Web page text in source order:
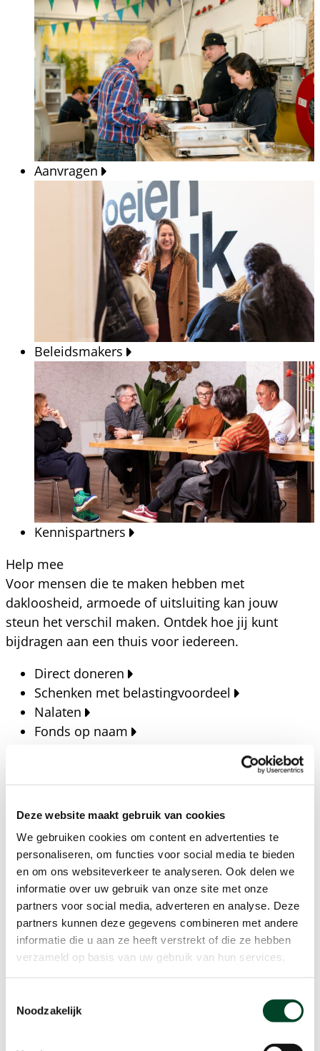
Deze website maakt gebruik van cookies
We gebruiken cookies om content en advertenties te
personaliseren, om functies voor social media te bieden
en om ons websiteverkeer te analyseren. Ook delen we
informatie over uw gebruik van onze site met onze
partners voor social media, adverteren en analyse. Deze
partners kunnen deze gegevens combineren met andere
informatie die u aan ze heeft verstrekt of die ze hebben
verzameld op basis van uw gebruik van hun services.
Noodzakelijk
Aanvragen
Beleidsmakers
Kennispartners
Help mee
Voor mensen die te maken hebben met
dakloosheid, armoede of uitsluiting kan jouw
steun het verschil maken. Ontdek hoe jij kunt
bijdragen aan een thuis voor iedereen.
Direct doneren
Schenken met belastingvoordeel
Nalaten
Fonds op naam
Blijf op de hoogte van het laatste nieuws, verhalen,
publicaties en ontwikkelingen rondom Kansfonds
en onze missie.
Nieuwsberichten
Nieuws
Verhalen
Beeldbanken
Foto's bestaanszekerheid
Agenda